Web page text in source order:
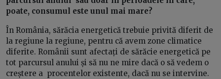
poate, consumul este unul mai mare?
În România, sărăcia energetică trebuie privită diferit de
la regiune la regiune, pentru că avem zone climatice
diferite. Românii sunt afectați de sărăcie energetică pe
tot parcursul anului și să nu ne mire dacă o să vedem o
creștere a procentelor existente, dacă nu se intervine.